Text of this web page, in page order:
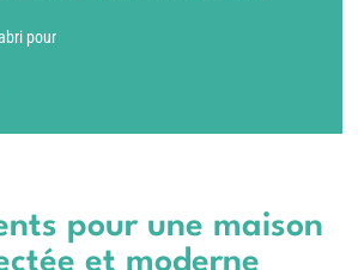
pour
pour une maison
et moderne